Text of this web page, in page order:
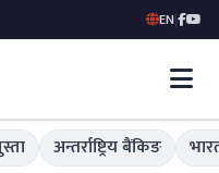
EN|
अन्तर्राष्ट्रिय बैंकिङ